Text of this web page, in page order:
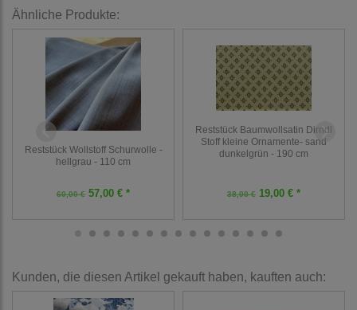
Ähnliche Produkte:
Reststück Wollstoff Schurwolle -
hellgrau - 110 cm
60,00 € 57,00 € *
Reststück Baumwollsatin Dirndl
Stoff kleine Ornamente- sand
dunkelgrün - 190 cm
38,00 € 19,00 € *
Kunden, die diesen Artikel gekauft haben, kauften auch: